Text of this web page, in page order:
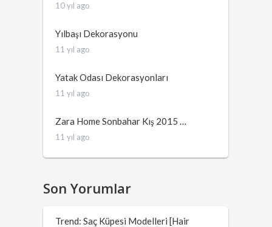
10 yıl ago
Yılbaşı Dekorasyonu
11 yıl ago
Yatak Odası Dekorasyonları
11 yıl ago
Zara Home Sonbahar Kış 2015 …
11 yıl ago
Son Yorumlar
Trend: Saç Küpesi Modelleri [Hair